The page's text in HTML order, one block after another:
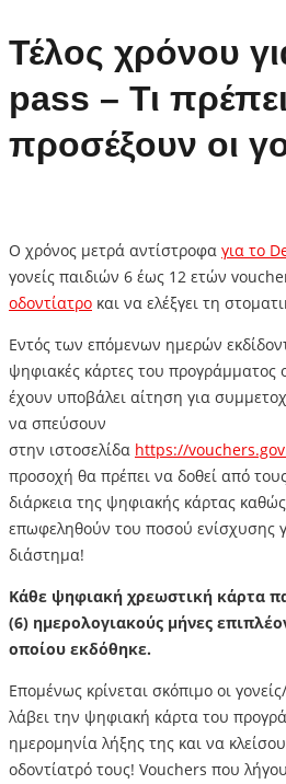
Τέλος χρόνου
pass – Τι
προσέξουν οι
O χρόνος μετρά αντίστροφα για το
γονείς παιδιών 6 έως 12 ετών
οδοντίατρο και να ελέξγει τη
Εντός των επόμενων ημερών
ψηφιακές κάρτες του προγράμματος
έχουν υποβάλει αίτηση για
να σπεύσουν
στην ιστοσελίδα https://
προσοχή θα πρέπει να δοθεί από
διάρκεια της ψηφιακής κάρτας
επωφεληθούν του ποσού ενίσχυσης
διάστημα!
Κάθε ψηφιακή χρεωστική κάρτα
(6) ημερολογιακούς μήνες
οποίου εκδόθηκε.
Επομένως κρίνεται σκόπιμο οι
λάβει την ψηφιακή κάρτα του
ημερομηνία λήξης της και να
οδοντίατρό τους! Vouchers που